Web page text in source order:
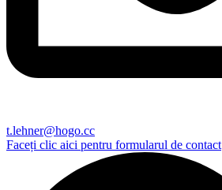
t.lehner@hogo.cc
Faceți clic aici pentru formularul de contact